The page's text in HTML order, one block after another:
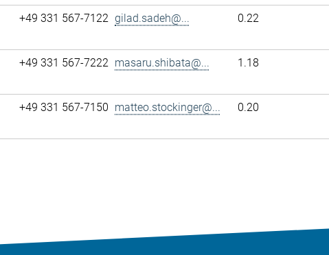
+49 331 567-7122 gilad.sadeh@... 0.22
+49 331 567-7222 masaru.shibata@... 1.18
+49 331 567-7150 matteo.stockinger@... 0.20